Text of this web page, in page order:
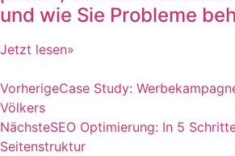
und wie Sie Probleme
Jetzt lesen»
VorherigeCase Study:
Völkers
NächsteSEO Optimierung: In 5
Seitenstruktur